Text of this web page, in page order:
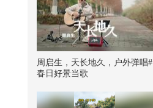
周启生，天长地久，户外弹唱#
春日好景当歌